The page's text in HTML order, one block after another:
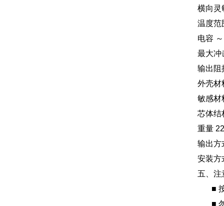
横向灵
温度
电容
最大冲
输出阻
外壳材
敏感材
芯体结
重量
输出方
安装方
五、注
■ 按
■ 勿